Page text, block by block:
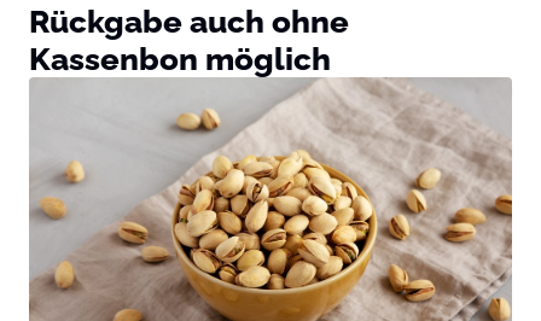
Rückgabe auch ohne
Kassenbon möglich